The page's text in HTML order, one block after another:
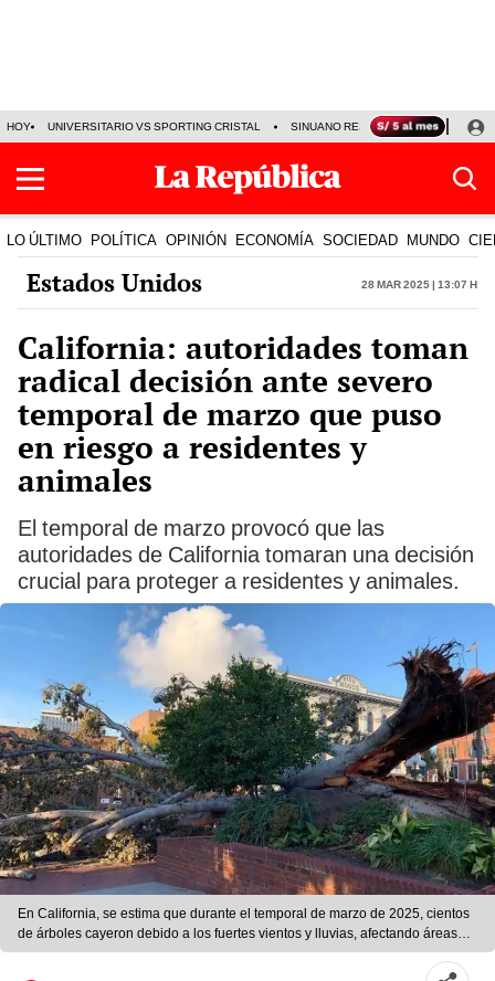
HOY UNIVERSITARIO VS SPORTING CRISTAL SINUANO RESULTADOS HOY
LO ÚLTIMO POLÍTICA OPINIÓN ECONOMÍA SOCIEDAD MUNDO
Estados Unidos 28 Mar 2025 | 13:07 h
California: autoridades toman
radical decisión ante severo
temporal de marzo que puso
en riesgo a residentes y
animales
El temporal de marzo provocó que las
autoridades de California tomaran una decisión
crucial para proteger a residentes y animales.
En California, se estima que durante el temporal de marzo de 2025, cientos
de árboles cayeron debido a los fuertes vientos y lluvias, afectando áreas
residenciales y públicas. Foto: Los Angeles Times